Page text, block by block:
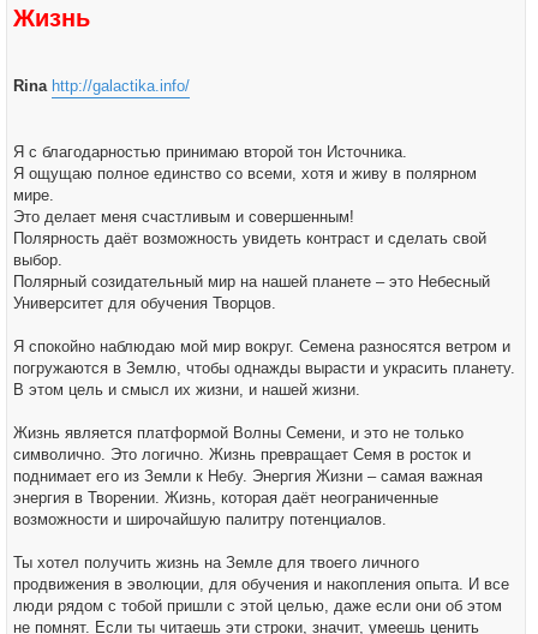
Жизнь
Rina http://galactika.info/
Я с благодарностью принимаю второй тон Источника.
Я ощущаю полное единство со всеми, хотя и живу в полярном
мире.
Это делает меня счастливым и совершенным!
Полярность даёт возможность увидеть контраст и сделать свой
выбор.
Полярный созидательный мир на нашей планете – это Небесный
Университет для обучения Творцов.
Я спокойно наблюдаю мой мир вокруг. Семена разносятся ветром и
погружаются в Землю, чтобы однажды вырасти и украсить планету.
В этом цель и смысл их жизни, и нашей жизни.
Жизнь является платформой Волны Семени, и это не только
символично. Это логично. Жизнь превращает Семя в росток и
поднимает его из Земли к Небу. Энергия Жизни – самая важная
энергия в Творении. Жизнь, которая даёт неограниченные
возможности и широчайшую палитру потенциалов.
Ты хотел получить жизнь на Земле для твоего личного
продвижения в эволюции, для обучения и накопления опыта. И все
люди рядом с тобой пришли с этой целью, даже если они об этом
не помнят. Если ты читаешь эти строки, значит, умеешь ценить